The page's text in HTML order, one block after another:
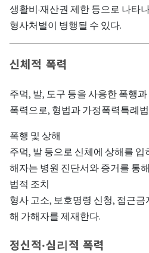
생활비·재산권 제한 등으로 나타
형사처벌이 병행될 수 있다.
신체적 폭력
주먹, 발, 도구 등을 사용한 폭행
폭력으로, 형법과 가정폭력특례
폭행 및 상해
주먹, 발 등으로 신체에 상해를
해자는 병원 진단서와 증거를 통
법적 조치
형사 고소, 보호명령 신청, 접근
해 가해자를 제재한다.
정신적·심리적 폭력